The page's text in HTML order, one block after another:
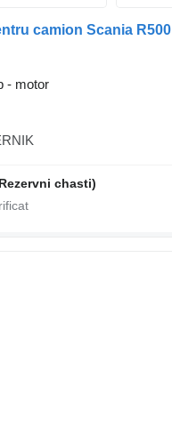
camion Scania R500
- motor
chasti)